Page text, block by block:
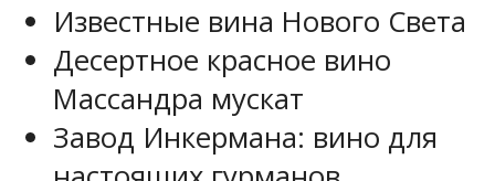
Известные вина Нового Света
Десертное красное вино
Массандра мускат
Завод Инкермана: вино для